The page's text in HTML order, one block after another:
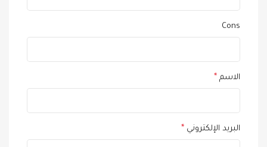
Cons
الاسم *
البريد الإلكتروني *